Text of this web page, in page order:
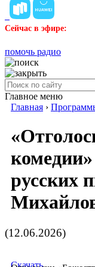
Сейчас в эфире:
помочь радио
Главное меню
Главная ›
русских
(12.06.2026)
Скачать